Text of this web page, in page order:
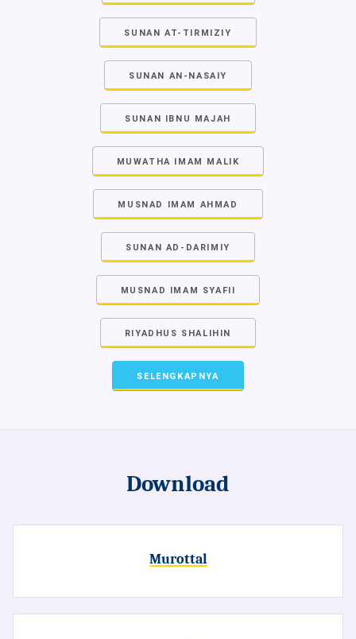
SUNAN AT-TIRMIZIY
SUNAN AN-NASAIY
SUNAN IBNU MAJAH
MUWATHA IMAM MALIK
MUSNAD IMAM AHMAD
SUNAN AD-DARIMIY
MUSNAD IMAM SYAFII
RIYADHUS SHALIHIN
SELENGKAPNYA
Download
Murottal